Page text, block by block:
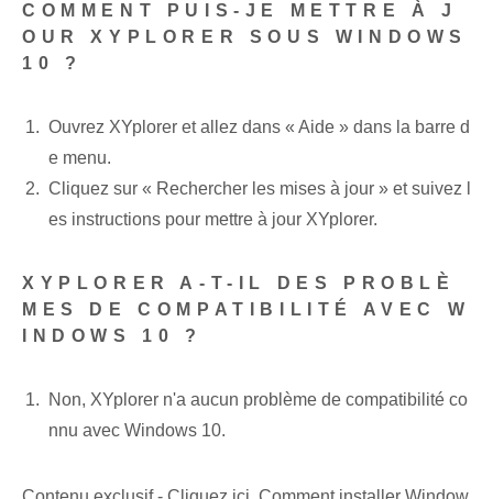
COMMENT PUIS-JE METTRE À J
OUR XYPLORER SOUS WINDOWS
10 ?
Ouvrez XYplorer et allez dans « Aide » dans la barre d
e menu.
Cliquez sur « Rechercher les mises à jour » et suivez l
es instructions pour mettre à jour XYplorer.
XYPLORER A-T-IL DES PROBLÈ
MES DE COMPATIBILITÉ AVEC W
INDOWS 10 ?
Non, XYplorer n'a aucun problème de compatibilité co
nnu avec Windows 10.